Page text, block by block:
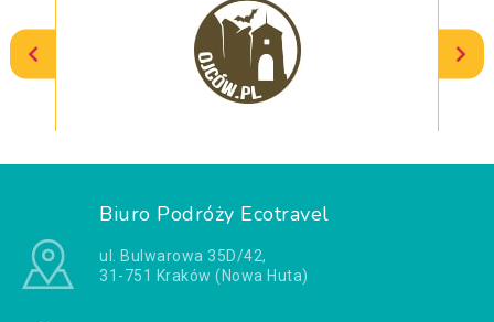
Biuro Podróży Ecotravel
ul. Bulwarowa 35D/42,
31-751 Kraków (Nowa Huta)